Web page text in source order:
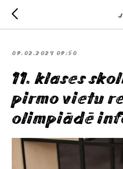
09.02.2024 09:50
11. klases
pirmo vietu
olimpiādē